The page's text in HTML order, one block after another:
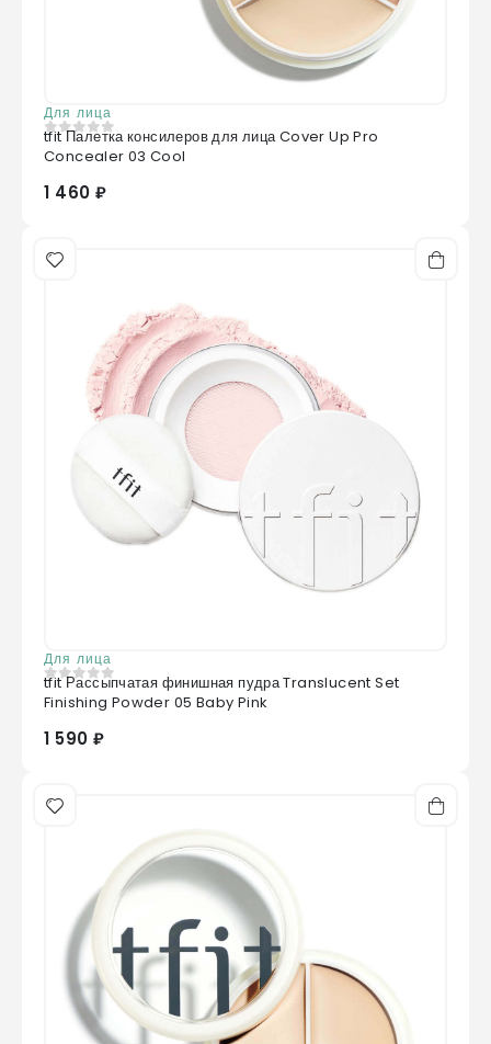
Для лица
0 из 5
tfit Палетка консилеров для лица Cover Up Pro
Concealer 03 Cool
1 460 ₽
Для лица
0 из 5
tfit Рассыпчатая финишная пудра Translucent Set
Finishing Powder 05 Baby Pink
1 590 ₽